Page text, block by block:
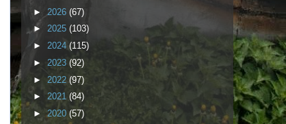
► 2026 (67)
► 2025 (103)
► 2024 (115)
► 2023 (92)
► 2022 (97)
► 2021 (84)
►2020 (57)